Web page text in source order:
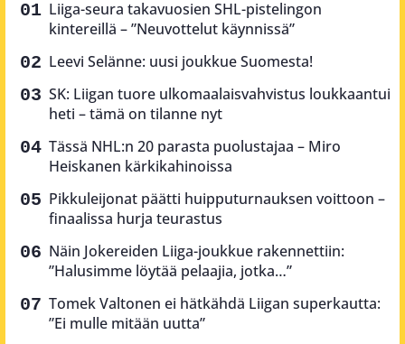
Liiga-seura takavuosien SHL-pistelingon
kintereillä – ”Neuvottelut käynnissä”
Leevi Selänne: uusi joukkue Suomesta!
SK: Liigan tuore ulkomaalaisvahvistus loukkaantui
heti – tämä on tilanne nyt
Tässä NHL:n 20 parasta puolustajaa – Miro
Heiskanen kärkikahinoissa
Pikkuleijonat päätti huipputurnauksen voittoon –
finaalissa hurja teurastus
Näin Jokereiden Liiga-joukkue rakennettiin:
”Halusimme löytää pelaajia, jotka…”
Tomek Valtonen ei hätkähdä Liigan superkautta:
”Ei mulle mitään uutta”